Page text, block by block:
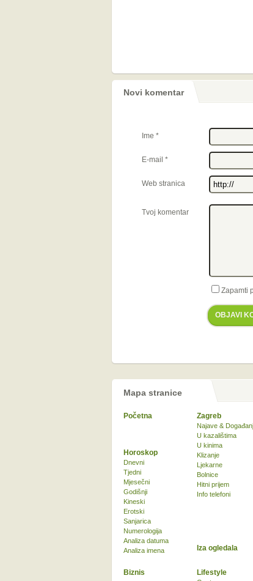
Novi komentar
Ime *
E-mail *
Web stranica
Tvoj komentar
Zapamti
OBJAVI
Mapa stranice
Početna Zagreb
Najave &
U kazalištima
U kinima
Klizanje
Ljekarne
Bolnice
Hitni prijem
Info telefoni
Biznis Lifestyle
Horoskop
Dnevni
Tjedni
Mjesečni
Godišnji
Kineski
Erotski
Sanjarica
Numerologija
Analiza datuma
Analiza imena
Iza ogledala